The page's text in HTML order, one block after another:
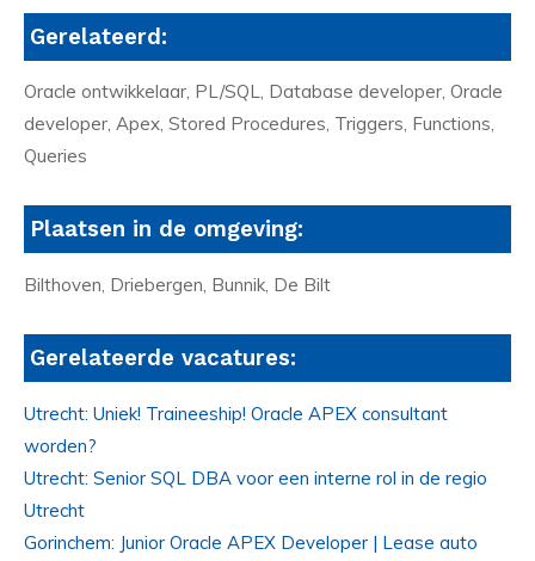
Gerelateerd:
Oracle ontwikkelaar, PL/SQL, Database developer, Oracle
developer, Apex, Stored Procedures, Triggers, Functions,
Queries
Plaatsen in de omgeving:
Bilthoven, Driebergen, Bunnik, De Bilt
Gerelateerde vacatures:
Utrecht: Uniek! Traineeship! Oracle APEX consultant
worden?
Utrecht: Senior SQL DBA voor een interne rol in de regio
Utrecht
Gorinchem: Junior Oracle APEX Developer | Lease auto